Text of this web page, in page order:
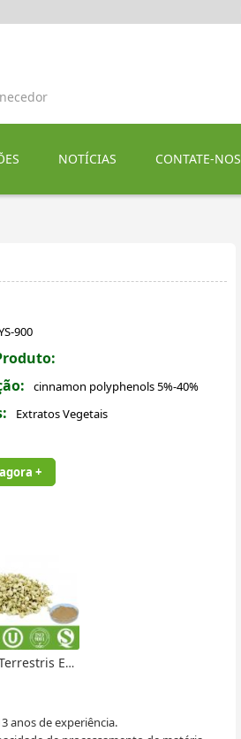
NOTÍCIAS CONTATE-NOS
900
cinnamon polyphenols 5%-40%
Extratos Vegetais
+
Extract
anos de experiência.